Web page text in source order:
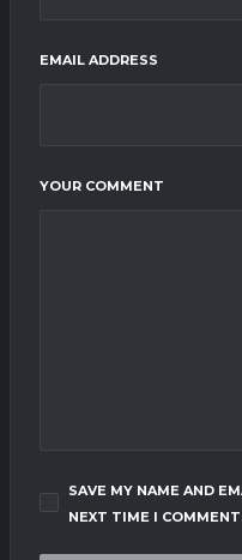
EMAIL ADDRESS
YOUR COMMENT
SAVE MY NAME AND
NEXT TIME I